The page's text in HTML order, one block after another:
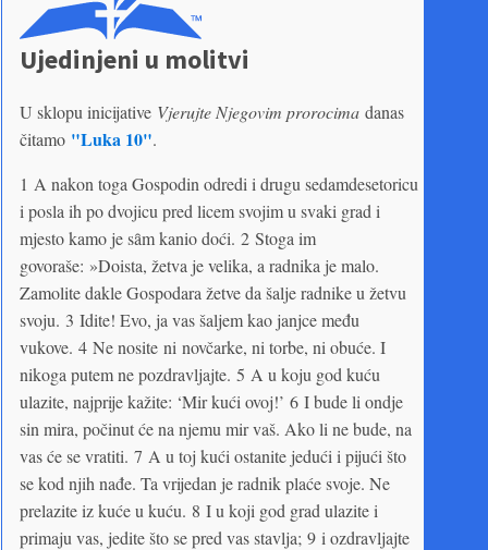
Ujedinjeni u molitvi
U sklopu inicijative Vjerujte Njegovim prorocima danas
čitamo "Luka 10".
1 A nakon toga Gospodin odredi i drugu sedamdesetoricu
i posla ih po dvojicu pred licem svojim u svaki grad i
mjesto kamo je sȃm kanio doći. 2 Stoga im
govoraše: »Doista, žetva je velika, a radnika je malo.
Zamolite dakle Gospodara žetve da šalje radnike u žetvu
svoju. 3 Idite! Evo, ja vas šaljem kao janjce među
vukove. 4 Ne nosite ni novčarke, ni torbe, ni obuće. I
nikoga putem ne pozdravljajte. 5 A u koju god kuću
ulazite, najprije kažite: ‘Mir kući ovoj!’ 6 I bude li ondje
sin mira, počinut će na njemu mir vaš. Ako li ne bude, na
vas će se vratiti. 7 A u toj kući ostanite jedući i pijući što
se kod njih nađe. Ta vrijedan je radnik plaće svoje. Ne
prelazite iz kuće u kuću. 8 I u koji god grad ulazite i
primaju vas, jedite što se pred vas stavlja; 9 i ozdravljajte